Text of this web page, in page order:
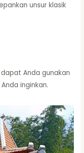
unsur klasik
Anda gunakan
inginkan.